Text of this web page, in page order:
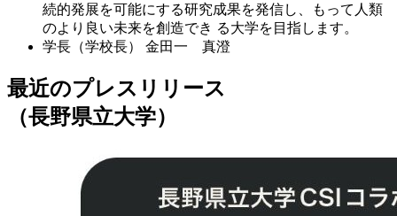
続的発展を可能にする研究成果を発信し、もって人類
のより良い未来を創造でき る大学を目指します。
学長（学校長）
金田一 真澄
最近のプレスリリース
（長野県立大学）